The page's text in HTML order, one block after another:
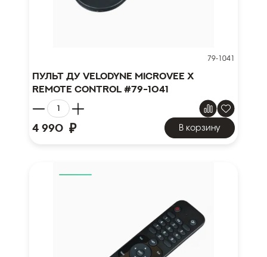
79-1041
Пульт ДУ Velodyne MicroVee X
remote control #79-1041
4 990 ₽ В корзину